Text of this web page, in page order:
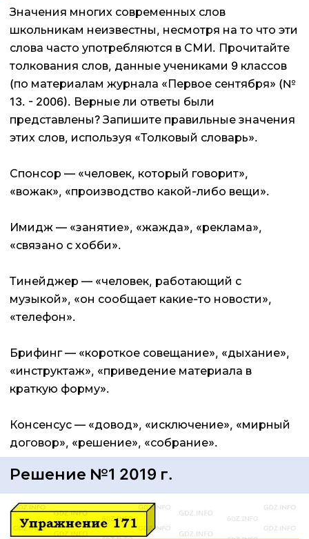
Значения многих современных слов
школьникам неизвестны, несмотря на то что эти
слова часто употребляются в СМИ. Прочитайте
толкования слов, данные учениками 9 классов
(по материалам журнала «Первое сентября» (№
13. - 2006). Верные ли ответы были
представлены? Запишите правильные значения
этих слов, используя «Толковый словарь».
Спонсор — «человек, который говорит»,
«вожак», «производство какой-либо вещи».
Имидж — «занятие», «жажда», «реклама»,
«связано с хобби».
Тинейджер — «человек, работающий с
музыкой», «он сообщает какие-то новости»,
«телефон».
Брифинг — «короткое совещание», «дыхание»,
«инструктаж», «приведение материала в
краткую форму».
Консенсус — «довод», «исключение», «мирный
договор», «решение», «собрание».
Решение №1 2019 г.